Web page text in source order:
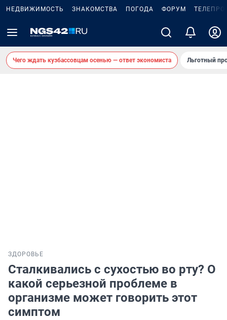
НЕДВИЖИМОСТЬ ЗНАКОМСТВА ПОГОДА ФОРУМ
Чего ждать кузбассовцам осенью — ответ экономиста Льготный
ЗДОРОВЬЕ
Сталкивались с сухостью во рту? О
какой серьезной проблеме в
организме может говорить этот
симптом